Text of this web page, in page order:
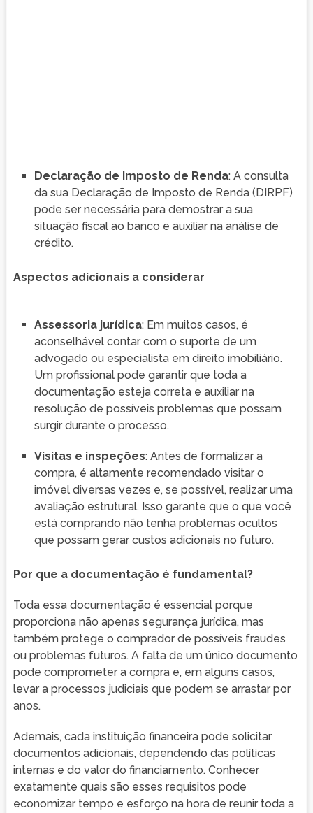
Declaração de Imposto de Renda: A consulta
da sua Declaração de Imposto de Renda (DIRPF)
pode ser necessária para demostrar a sua
situação fiscal ao banco e auxiliar na análise de
crédito.
Aspectos adicionais a considerar
Assessoria jurídica: Em muitos casos, é
aconselhável contar com o suporte de um
advogado ou especialista em direito imobiliário.
Um profissional pode garantir que toda a
documentação esteja correta e auxiliar na
resolução de possíveis problemas que possam
surgir durante o processo.
Visitas e inspeções: Antes de formalizar a
compra, é altamente recomendado visitar o
imóvel diversas vezes e, se possível, realizar uma
avaliação estrutural. Isso garante que o que você
está comprando não tenha problemas ocultos
que possam gerar custos adicionais no futuro.
Por que a documentação é fundamental?
Toda essa documentação é essencial porque
proporciona não apenas segurança jurídica, mas
também protege o comprador de possíveis fraudes
ou problemas futuros. A falta de um único documento
pode comprometer a compra e, em alguns casos,
levar a processos judiciais que podem se arrastar por
anos.
Ademais, cada instituição financeira pode solicitar
documentos adicionais, dependendo das políticas
internas e do valor do financiamento. Conhecer
exatamente quais são esses requisitos pode
economizar tempo e esforço na hora de reunir toda a